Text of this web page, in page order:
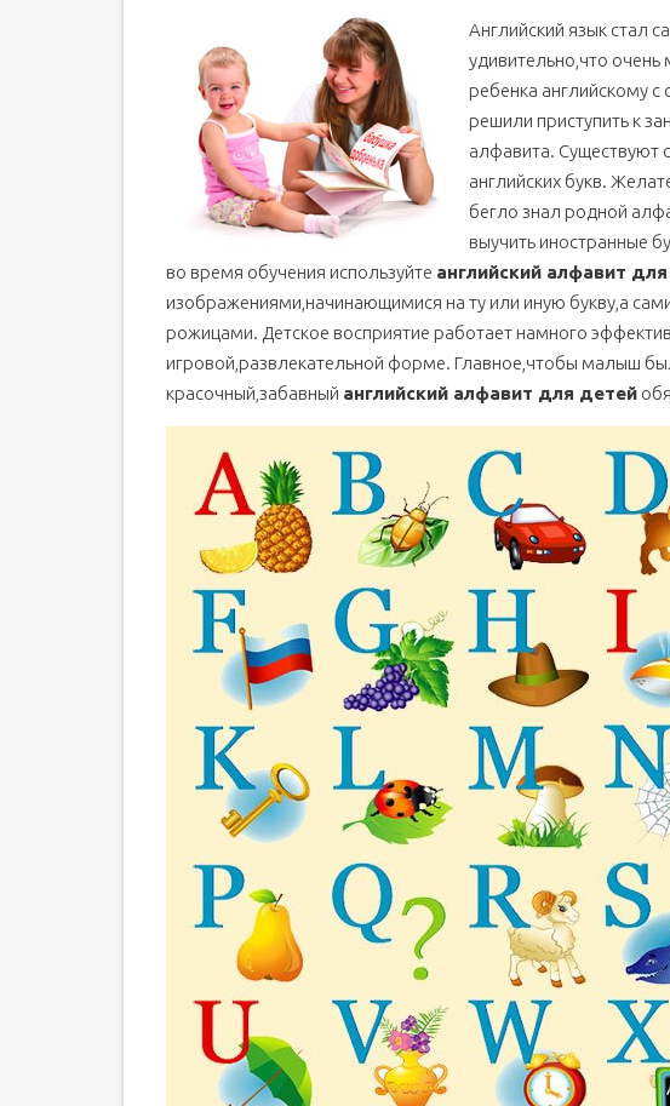
Английский язык стал
удивительно,что очень
ребенка английскому с
решили приступить к
алфавита. Существуют
английских букв.
бегло знал родной
выучить иностранные
во время обучения используйте английский алфавит
изображениями,начинающимися на ту или иную букву,а
рожицами. Детское восприятие работает намного
игровой,развлекательной форме. Главное,чтобы малыш
красочный,забавный английский алфавит для детей